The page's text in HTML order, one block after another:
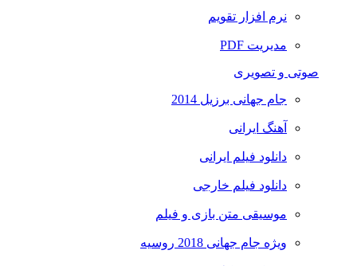
نرم افزار تقویم
مدیریت PDF
صوتی و تصویری
جام جهانی برزیل 2014
آهنگ ایرانی
دانلود فیلم ایرانی
دانلود فیلم خارجی
موسیقی متن بازی و فیلم
ویژه جام جهانی 2018 روسیه